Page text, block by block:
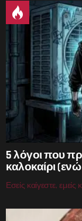
5 λόγοι που
καλοκαίρι
Εσείς καίγεστε,